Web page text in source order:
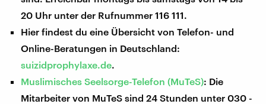
20 Uhr unter der Rufnummer 116 111.
Hier findest du eine Übersicht von Telefon- und
Online-Beratungen in Deutschland:
suizidprophylaxe.de.
Muslimisches Seelsorge-Telefon (MuTeS): Die
Mitarbeiter von MuTeS sind 24 Stunden unter 030 -